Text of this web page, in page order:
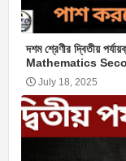
দশম শ্রেণীর দ্বিতীয়
Mathematics
July 18, 2025